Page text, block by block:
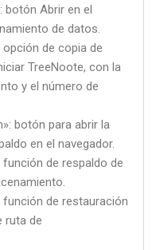
botón Abrir en el
de datos.
opción de copia de
TreeNoote, con la
y el número de
botón para abrir la
en el navegador.
función de respaldo de
función de restauración
ruta de